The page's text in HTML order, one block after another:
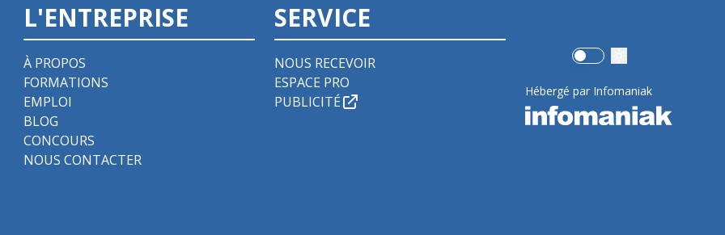
L'ENTREPRISE
À PROPOS
FORMATIONS
EMPLOI
BLOG
CONCOURS
NOUS CONTACTER
SERVICE
NOUS RECEVOIR
ESPACE PRO
PUBLICITÉ
Use setting
Hébergé par Infomaniak